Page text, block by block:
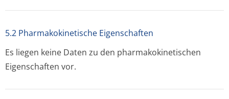
5.2 Pharmakokinetische Eigenschaften
Es liegen keine Daten zu den pharmakokinetischen
Eigenschaften vor.